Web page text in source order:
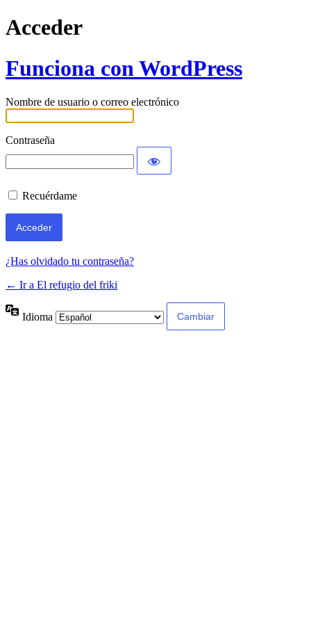
Acceder
Funciona con WordPress
Nombre de usuario o correo electrónico
Contraseña
Recuérdame
¿Has olvidado tu contraseña?
← Ir a El refugio del friki
Idioma